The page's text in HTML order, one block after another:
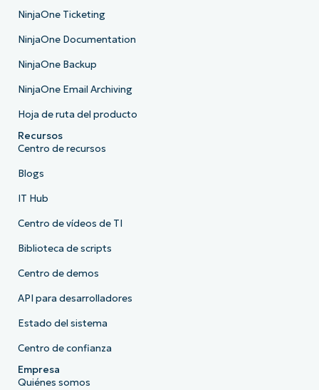
NinjaOne Ticketing
NinjaOne Documentation
NinjaOne Backup
NinjaOne Email Archiving
Hoja de ruta del producto
Recursos
Centro de recursos
Blogs
IT Hub
Centro de vídeos de TI
Biblioteca de scripts
Centro de demos
API para desarrolladores
Estado del sistema
Centro de confianza
Empresa
Quiénes somos